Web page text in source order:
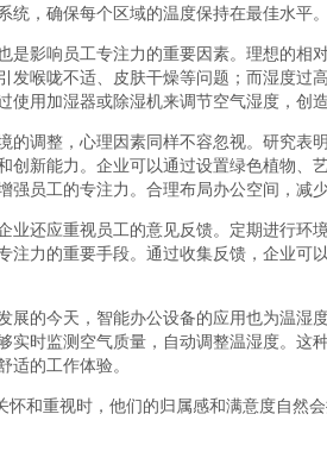
统，确保每个区域的温度保持在最佳水平。
是影响员工专注力的重要因素。理想的相
发喉咙不适、皮肤干燥等问题；而湿度过
使用加湿器或除湿机来调节空气湿度，创
的调整，心理因素同样不容忽视。研究表
创新能力。企业可以通过设置绿色植物、
强员工的专注力。合理布局办公空间，减
业还应重视员工的意见反馈。定期进行环
注力的重要手段。通过收集反馈，企业可
展的今天，智能办公设备的应用也为温湿
实时监测空气质量，自动调整温湿度。这
适的工作体验。
和重视时，他们的归属感和满意度自然